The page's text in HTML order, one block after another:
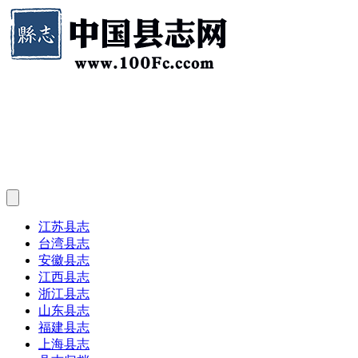
江苏县志
台湾县志
安徽县志
江西县志
浙江县志
山东县志
福建县志
上海县志